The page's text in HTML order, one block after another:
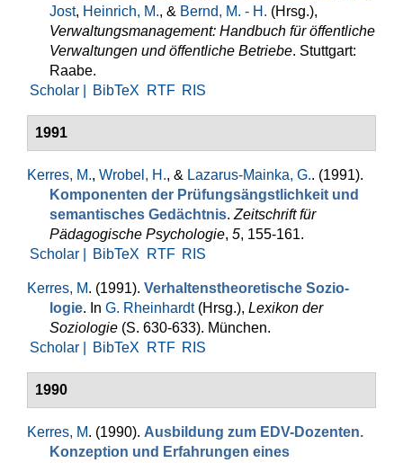
Jost, Heinrich, M., & Bernd, M. - H. (Hrsg.),
Verwaltungsmanagement: Handbuch für öffentliche
Verwaltungen und öffentliche Betriebe. Stuttgart:
Raabe.
Scholar |
BibTeX RTF RIS
1991
Kerres, M., Wrobel, H., & Lazarus-Mainka, G.. (1991).
Kompo­nenten der Prüfungsängstlichkeit und
semantisches Ge­dächtnis. Zeitschrift für
Pädagogische Psychologie, 5, 155-161.
Scholar |
BibTeX RTF RIS
Kerres, M. (1991). Verhaltenstheoretische Sozio­
logie. In G. Rheinhardt(Hrsg.), Lexikon der
Soziologie (S. 630-633). München.
Scholar |
BibTeX RTF RIS
1990
Kerres, M. (1990). Ausbildung zum EDV-Dozenten.
Konzeption und Erfahrungen eines